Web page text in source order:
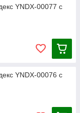
YNDX-00077 с
YNDX-00076 с